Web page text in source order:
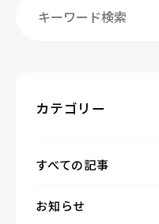
カテゴリー
すべての記事
お知らせ